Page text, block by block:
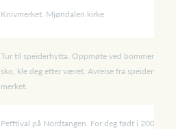
Knivmerket. Mjøndalen kirke
Tur til speiderhytta. Oppmøte ved bommen kl.
sko, kle deg etter været. Avreise fra
merket.
Pefftival på Nordtangen. For deg født i